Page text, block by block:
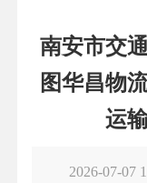
南安市交
图华昌物
运
2026-07-07